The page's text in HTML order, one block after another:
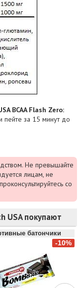
BCAA Flash Zero:
за 15 минут до
Не превышайте
лицам, не
со
USA покупают
батончики